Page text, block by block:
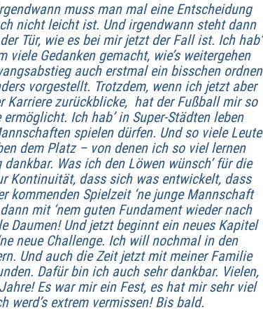
muss man mal eine Entscheidung
nicht leicht ist. Und irgendwann steht dann
Tür, wie es bei mir jetzt der Fall ist. Ich hab’
viele Gedanken gemacht, wie’s weitergehen
auch erstmal ein bisschen ordnen
vorgestellt. Trotzdem, wenn ich jetzt aber
Karriere zurückblicke, hat der Fußball mir so
Ich hab’ in Super-Städten leben
spielen dürfen. Und so viele Leute
dem Platz – von denen ich so viel lernen
Was ich den Löwen wünsch’ für die
Kontinuität, dass sich was entwickelt, dass
kommenden Spielzeit ‘ne junge Mannschaft
mit ‘nem guten Fundament wieder nach
Daumen! Und jetzt beginnt ein neues Kapitel
neue Challenge. Ich will nochmal in den
Und auch die Zeit jetzt mit meiner Familie
Dafür bin ich auch sehr dankbar. Vielen,
Es war mir ein Fest, es hat mir sehr viel
werd’s extrem vermissen! Bis bald.